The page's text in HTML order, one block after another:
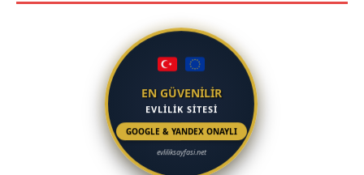
EN GÜVENİLİR
EVLİLİK SİTESİ
GOOGLE & YANDEX ONAYLI